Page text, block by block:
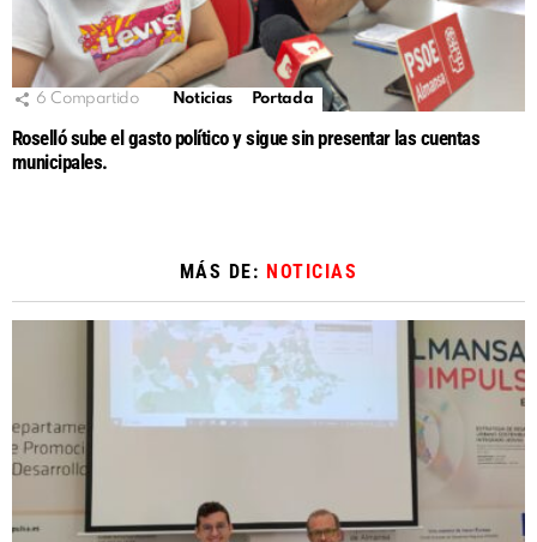
6 Compartido Noticias Portada
Roselló sube el gasto político y sigue sin presentar las cuentas
municipales.
MÁS DE: NOTICIAS